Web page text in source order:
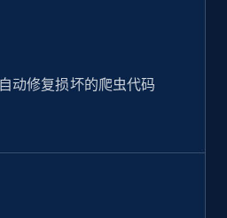
动修复损坏的爬虫代码